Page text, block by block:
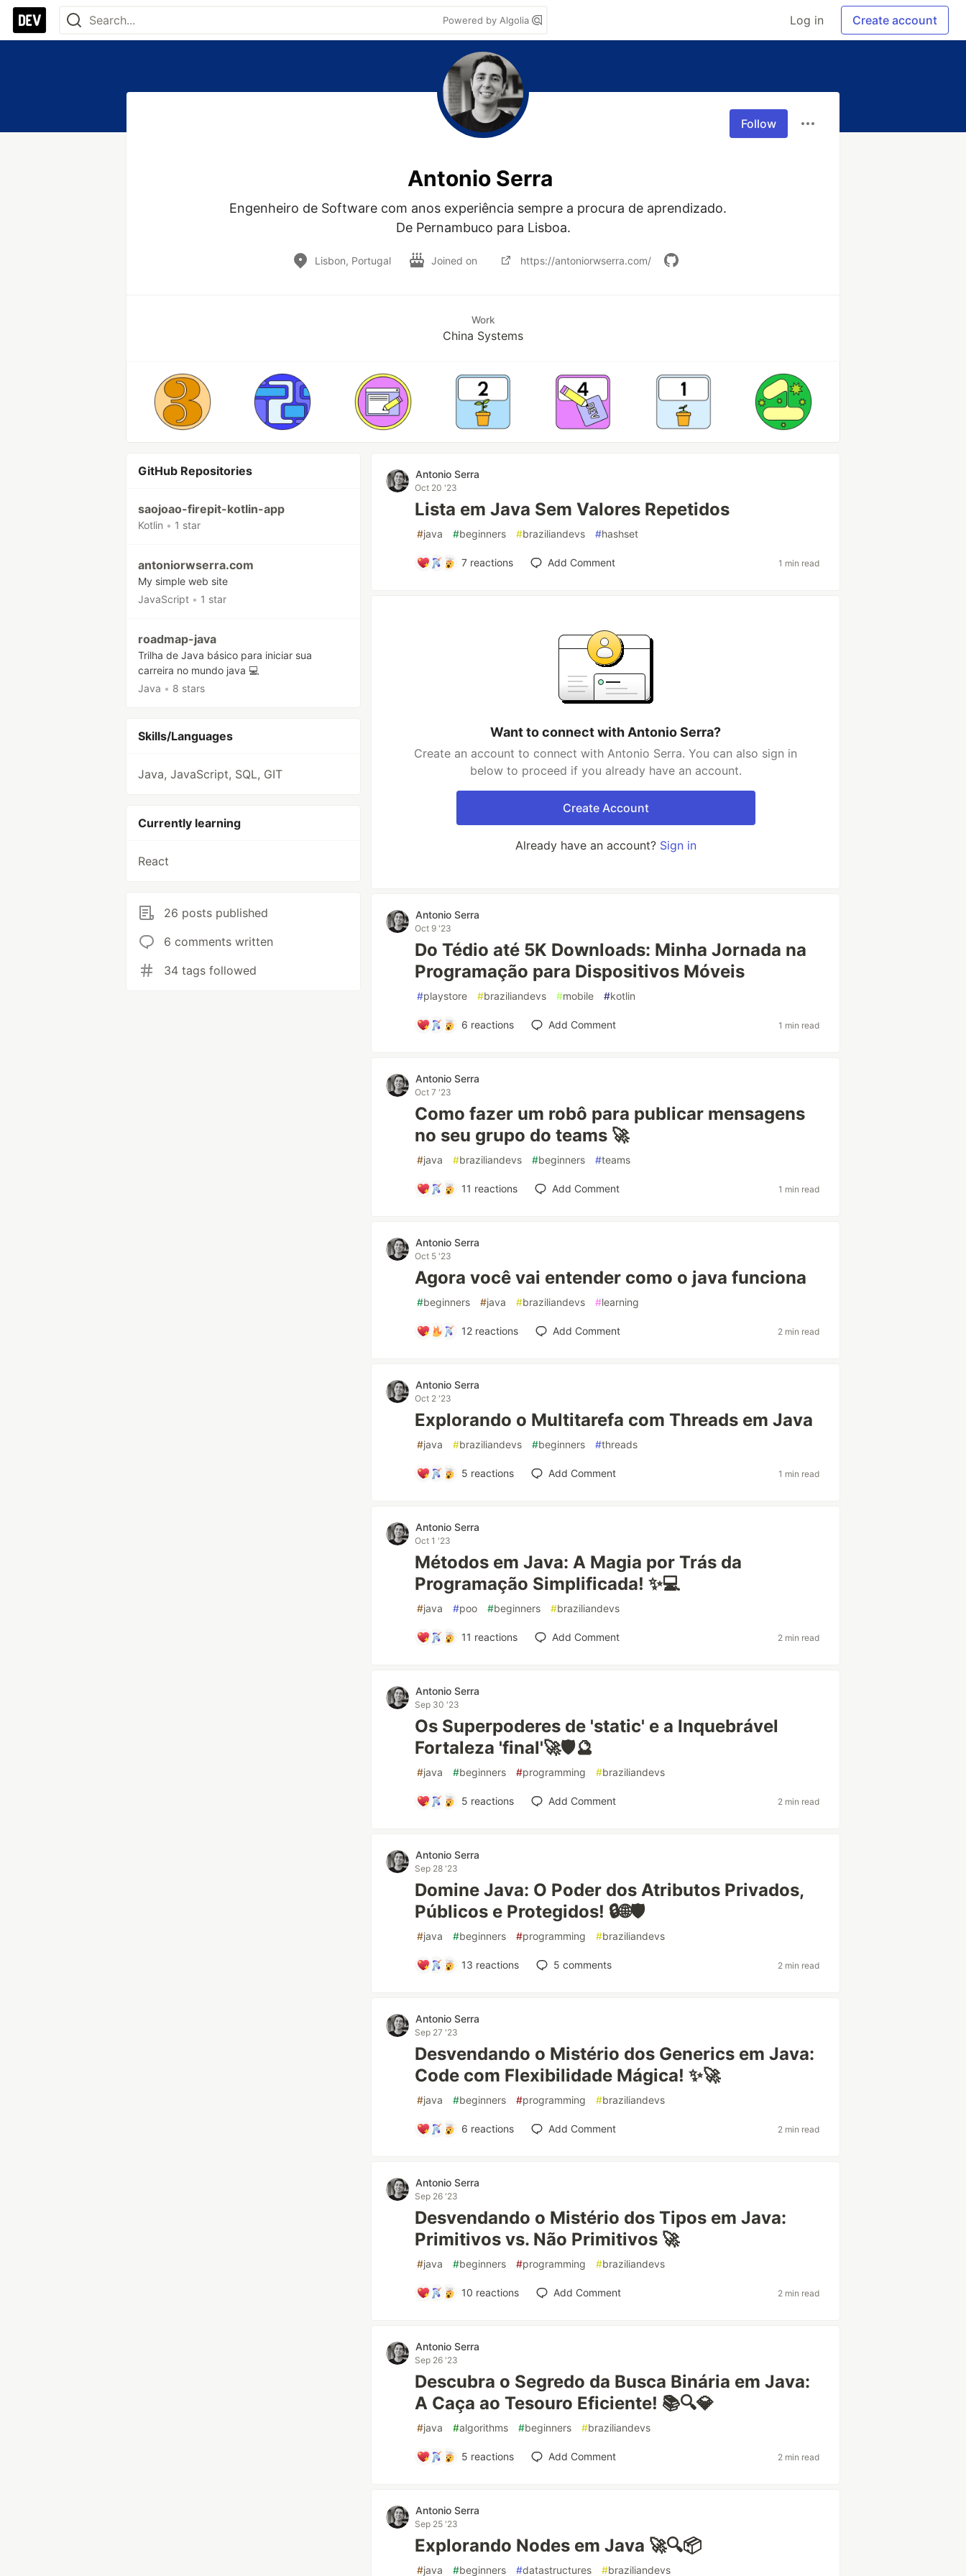
Powered by Algolia Log in Create account
Follow
Antonio Serra
Engenheiro de Software com anos experiência sempre a procura de aprendizado.
De Pernambuco para Lisboa.
Lisbon, Portugal Joined on https://antoniorwserra.com/
Work
China Systems
GitHub Repositories
saojoao-firepit-kotlin-app
Kotlin • 1 star
antoniorwserra.com
My simple web site
JavaScript • 1 star
roadmap-java
Trilha de Java básico para iniciar sua
carreira no mundo java 💻
Java • 8 stars
Skills/Languages
Java, JavaScript, SQL, GIT
Currently learning
React
26 posts published
6 comments written
34 tags followed
Antonio Serra
Oct 20 '23
Lista em Java Sem Valores Repetidos
#java #beginners #braziliandevs #hashset
7reactions Add Comment 1 min read
Want to connect with Antonio Serra?
Create an account to connect with Antonio Serra. You can also sign in
below to proceed if you already have an account.
Create Account
Already have an account? Sign in
Antonio Serra
Oct 9 '23
Do Tédio até 5K Downloads: Minha Jornada na
Programação para Dispositivos Móveis
#playstore #braziliandevs #mobile #kotlin
6 reactions Add Comment 1 min read
Antonio Serra
Oct 7 '23
Como fazer um robô para publicar mensagens
no seu grupo do teams 🚀
#java #braziliandevs #beginners #teams
11 reactions Add Comment 1 min read
Antonio Serra
Oct 5 '23
Agora você vai entender como o java funciona
#beginners #java #braziliandevs #learning
12reactions Add Comment 2 min read
Antonio Serra
Oct 2 '23
Explorando o Multitarefa com Threads em Java
#java #braziliandevs #beginners #threads
5 reactions Add Comment 1 min read
Antonio Serra
Oct 1 '23
Métodos em Java: A Magia por Trás da
Programação Simplificada! ✨💻
#java #poo #beginners #braziliandevs
11 reactions Add Comment 2 min read
Antonio Serra
Sep 30 '23
Os Superpoderes de 'static' e a Inquebrável
Fortaleza 'final'🚀🛡️🔮
#java #beginners #programming #braziliandevs
5 reactions Add Comment 2 min read
Antonio Serra
Sep 28 '23
Domine Java: O Poder dos Atributos Privados,
Públicos e Protegidos! 🔒🌐🛡️
#java #beginners #programming #braziliandevs
13 reactions 5 comments 2 min read
Antonio Serra
Sep 27 '23
Desvendando o Mistério dos Generics em Java:
Code com Flexibilidade Mágica! ✨🚀
#java #beginners #programming #braziliandevs
6 reactions Add Comment 2 min read
Antonio Serra
Sep 26 '23
Desvendando o Mistério dos Tipos em Java:
Primitivos vs. Não Primitivos 🚀
#java #beginners #programming #braziliandevs
10 reactions Add Comment 2 min read
Antonio Serra
Sep 26 '23
Descubra o Segredo da Busca Binária em Java:
A Caça ao Tesouro Eficiente! 📚🔍💎
#java #algorithms #beginners #braziliandevs
5 reactions Add Comment 2 min read
Antonio Serra
Sep 25 '23
Explorando Nodes em Java 🚀🔍📦
#java #beginners #datastructures #braziliandevs